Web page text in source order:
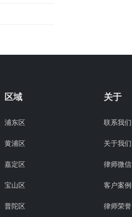
区域
浦东区
黄浦区
嘉定区
宝山区
普陀区
关于
联系我们
关于我们
律师微信
客户案例
律师荣誉